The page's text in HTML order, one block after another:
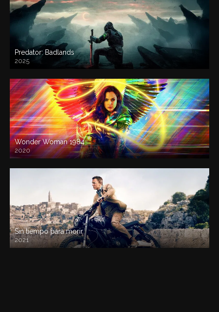
Predator: Badlands
2025
Wonder Woman 1984
2020
Sin tiempo para morir
2021